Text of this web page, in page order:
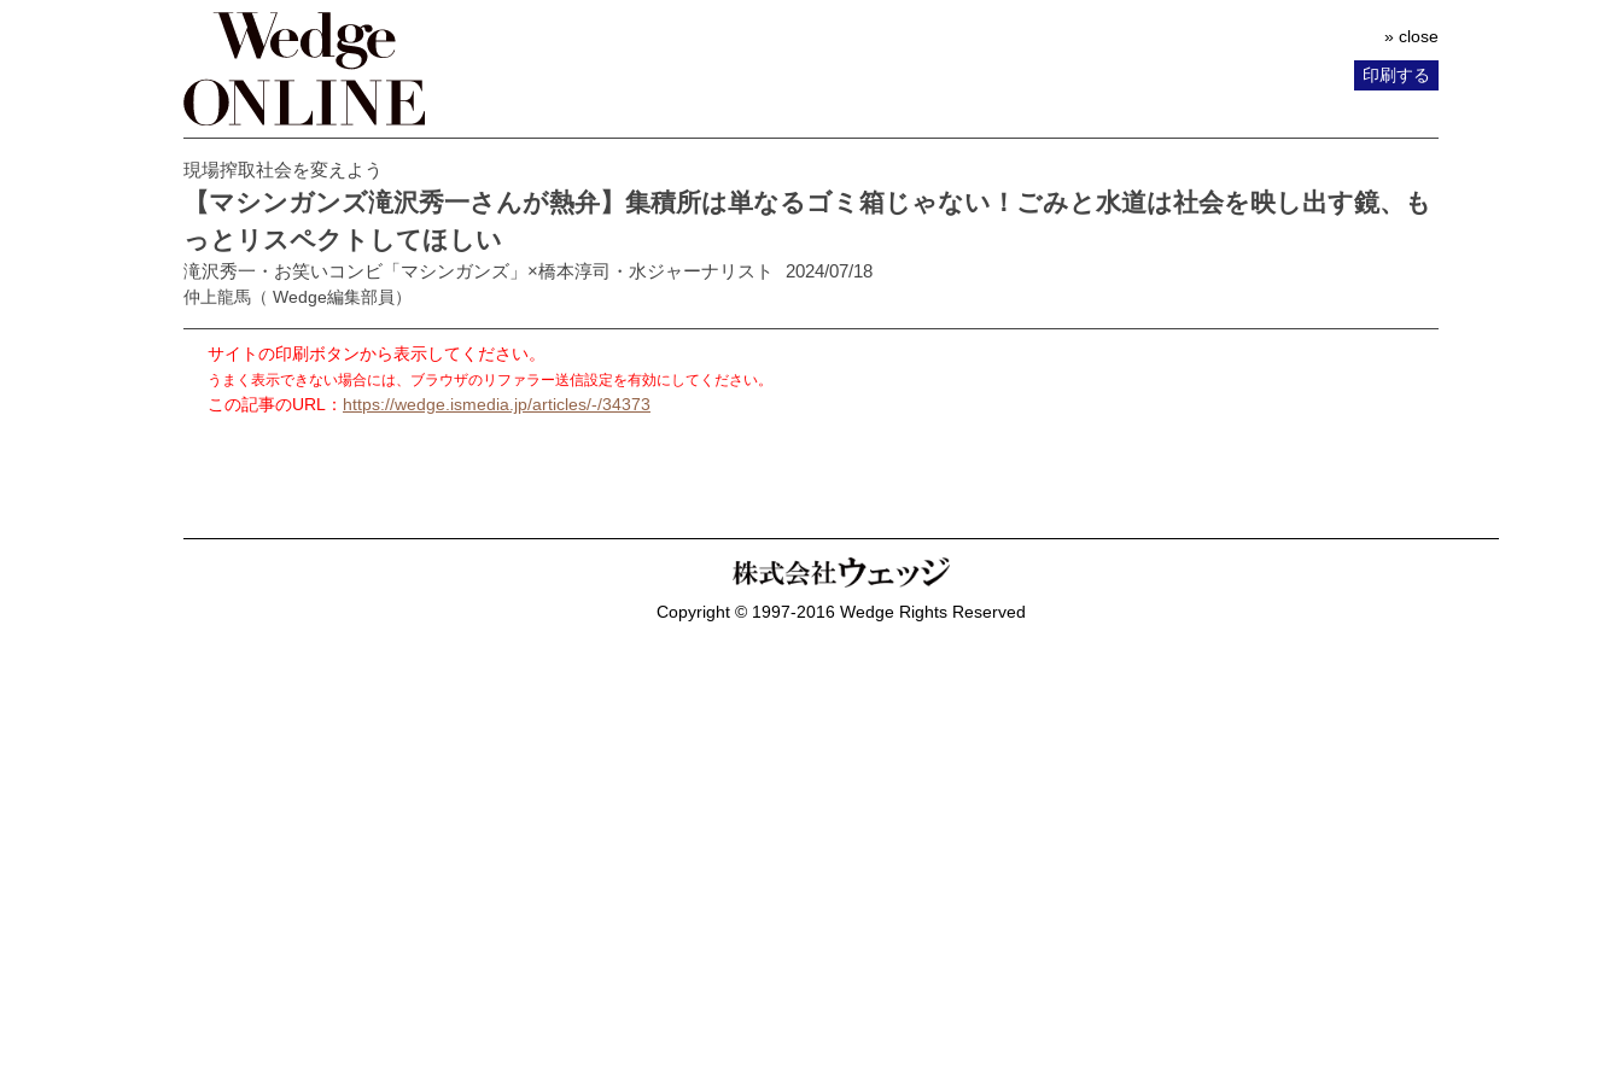
» close
印刷する
現場搾取社会を変えよう
【マシンガンズ滝沢秀一さんが熱弁】集積所は単なるゴミ箱じゃない！ごみと水道は社会を映し出す鏡、も
っとリスペクトしてほしい
滝沢秀一・お笑いコンビ「マシンガンズ」×橋本淳司・水ジャーナリスト 2024/07/18
仲上龍馬 （ Wedge編集部員）
サイトの印刷ボタンから表示してください。
うまく表示できない場合には、ブラウザのリファラー送信設定を有効にしてください。
この記事のURL： https://wedge.ismedia.jp/articles/-/34373
Copyright © 1997-2016 Wedge Rights Reserved